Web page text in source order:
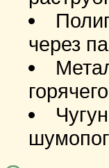
через